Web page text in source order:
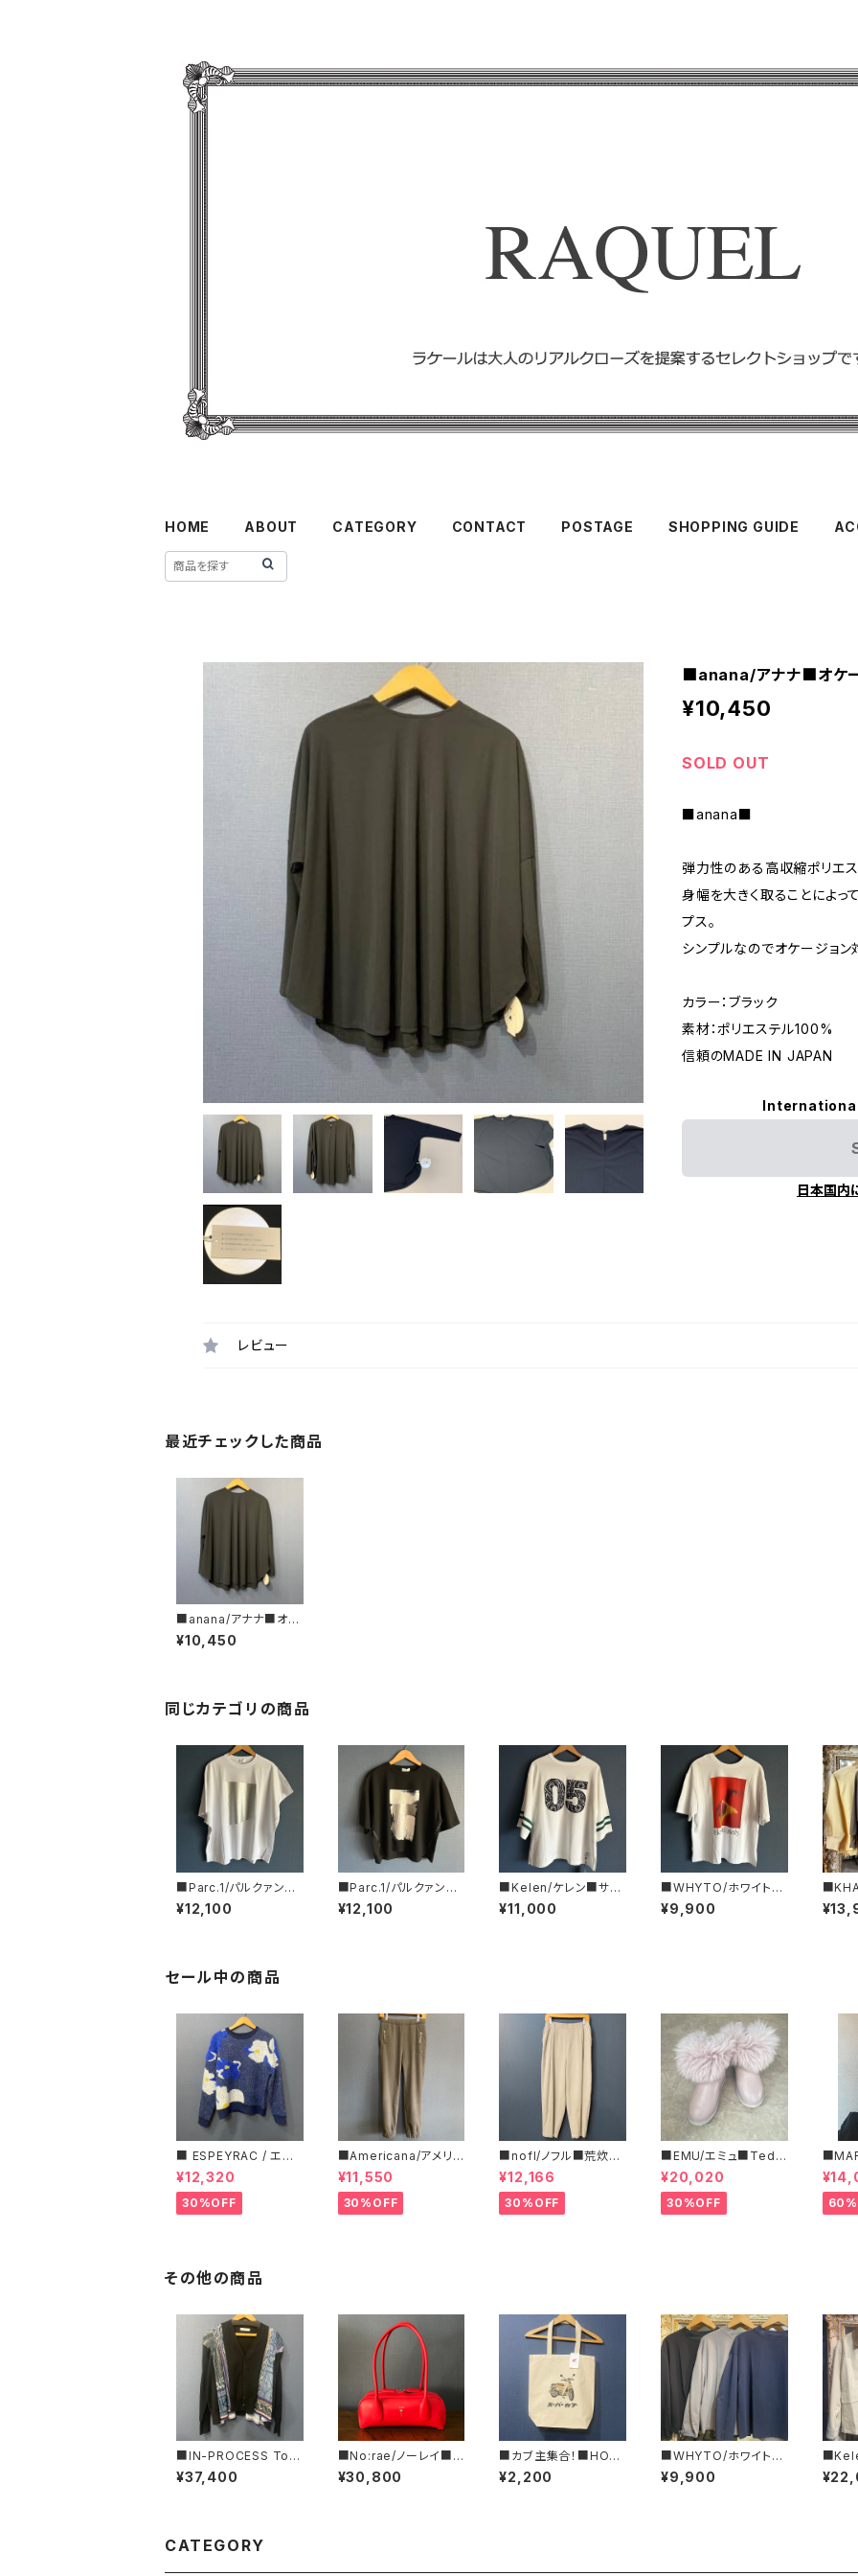
HOME ABOUT CATEGORY CONTACT POSTAGE SHOPPING GUIDE
■anana/アナナ■オケー
¥10,450
SOLD OUT
■anana■
弾力性のある高収縮ポリエ
身幅を大きく取ることによっ
プス。
シンプルなのでオケージョン
カラー：ブラック
素材：ポリエステル100%
信頼のMADE IN JAPAN
日本国内
レビュー
最近チェックした商品
■anana/アナナ■オケ
ージョン対応■ブラック
トップス
¥10,450
同じカテゴリの商品
■Parc.1/パルクァン■
箔プリントカットソー■1
08-076120
¥12,100
■Parc.1/パルクァン■
ペイントフォイルTee■
107-076121
¥12,100
■Kelen/ケレン■サイ
ドポケット・スウェットT
EE■KLM26HCS120
¥11,000
■WHYTO/ホワイト■
２WAYプリントTシャツ
■WHT26HCS4015
¥9,900
袖ス
セール中の商品
■ ESPEYRAC / エス
ぺラック ■ フラワーモ
チーフニット■YELLO
W & NAVY■ 超カワイ
イ！
¥12,320
30%OFF
■Americana/アメリカ
ーナ■マイクロフリー
ス・イージーパンツ■
¥11,550
30%OFF
■nofl/ノフル■荒炊き
コール天テーパードパ
ンツ■ゆるっとバルーン
シルエット
¥12,166
30%OFF
■EMU/エミュ■Tedd
y Wurren■撥水サイド
ジッパーブーツ
¥20,020
30%OFF
ルコ
ブラ
いサ
その他の商品
■IN-PROCESS Tok
yo/インプロセストキョ
ー■モザイクプリントプ
¥37,400
■No:rae/ノーレイ■テ
ティ – ■バゲット型レザ
ーハンドバッグ■N61-
¥30,800
■カブ主集合！■HON
DA カブTプリント・キャ
ンバストートバッグ■GI
¥2,200
■WHYTO/ホワイト■
カーブ スリーブ TEE■
WHT25FCS4002
¥9,900
ティン
ット
CATEGORY